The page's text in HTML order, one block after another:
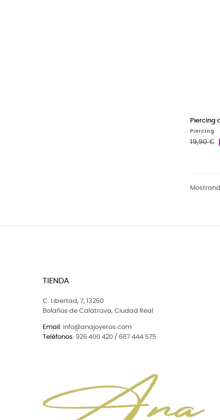
Piercing
Piercing
Precio
19,90 €
TIENDA
C. Libertad, 7, 13260
Bolaños de Calatrava, Ciudad Real
Email : info@anajoyeros.com
Teléfonos: 926 400 420 / 667 444 575